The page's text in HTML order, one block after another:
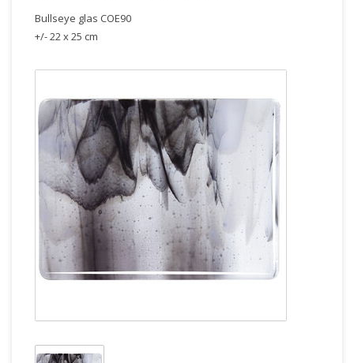
Bullseye glas COE90
+/- 22 x 25 cm